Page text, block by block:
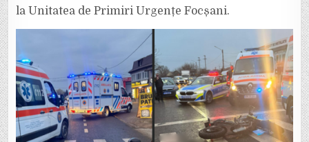
la Unitatea de Primiri Urgențe Focșani.